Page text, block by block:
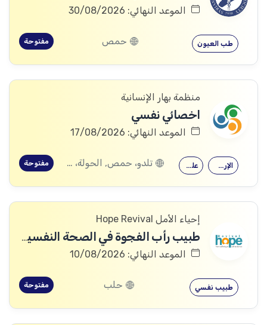
الموعد النهائي: 30/08/2026
طب العيون حمص مفتوحة
منظمة بهار الإنسانية
اخصائي نفسي
الموعد النهائي: 17/08/2026
علم النفس الإرشاد النفسي تلدو، حمص, الحولة، حمص مفتوحة
إحياء الأمل Hope Revival
طبيب رأب الفجوة في الصحة النفسية (mhGAP Doctor)
الموعد النهائي: 10/08/2026
طبيب نفسي حلب مفتوحة